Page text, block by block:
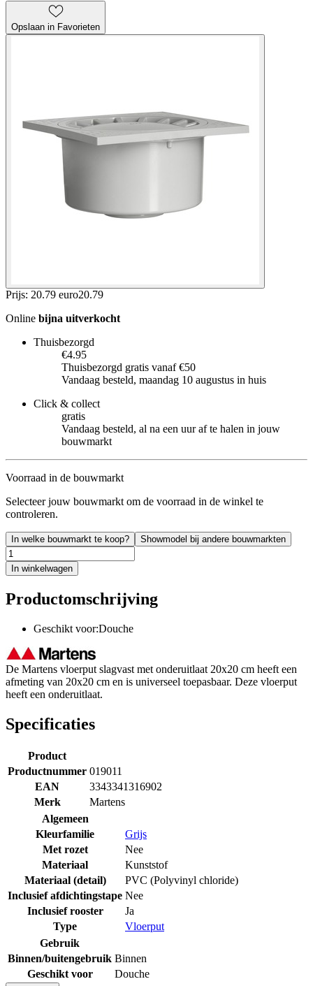
Opslaan in Favorieten
Prijs: 20.79 euro20.79
Online bijna uitverkocht
Thuisbezorgd
€4.95
Thuisbezorgd gratis vanaf €50
Vandaag besteld, maandag 10 augustus in huis
Click & collect
gratis
Vandaag besteld, al na een uur af te halen in jouw
bouwmarkt
Voorraad in de bouwmarkt
Selecteer jouw bouwmarkt om de voorraad in de winkel te
controleren.
In welke bouwmarkt te koop? Showmodel bij andere bouwmarkten
In winkelwagen
Productomschrijving
Geschikt voor:Douche
De Martens vloerput slagvast met onderuitlaat 20x20 cm heeft een
afmeting van 20x20 cm en is universeel toepasbaar. Deze vloerput
heeft een onderuitlaat.
Specificaties
Product
Productnummer 019011
EAN
3343341316902
Merk
Martens
Algemeen
Kleurfamilie
Grijs
Met rozet
Nee
Materiaal
Kunststof
Materiaal (detail)
PVC (Polyvinyl chloride)
Inclusief afdichtingstape Nee
Inclusief rooster
Ja
Type
Vloerput
Gebruik
Binnen/buitengebruik Binnen
Geschikt voor
Douche